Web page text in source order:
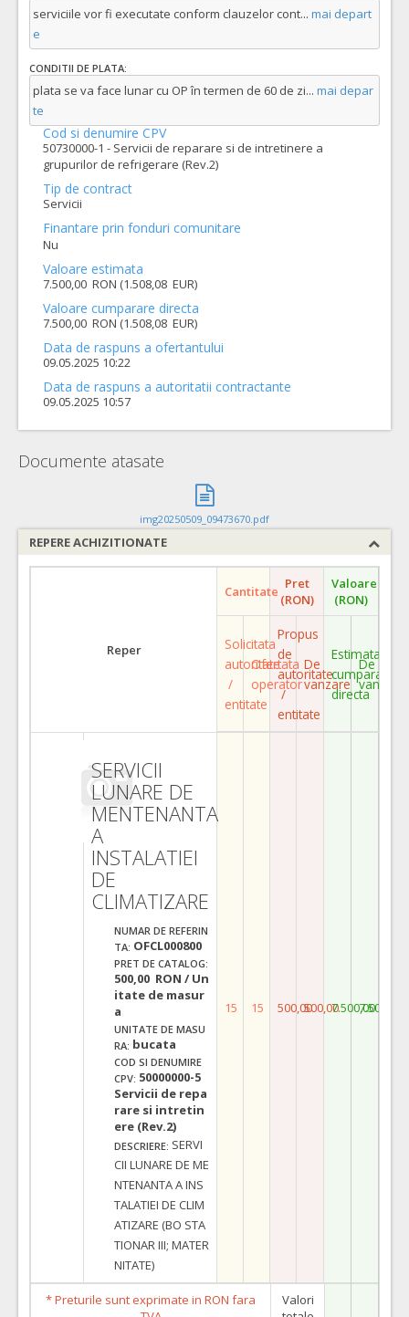
serviciile vor fi executate conform clauzelor cont... mai depart
e
CONDITII DE PLATA:
plata se va face lunar cu OP în termen de 60 de zi... mai depar
te
Cod si denumire CPV
50730000-1 - Servicii de reparare si de intretinere a
grupurilor de refrigerare (Rev.2)
Tip de contract
Servicii
Finantare prin fonduri comunitare
Nu
Valoare estimata
7.500,00 RON (1.508,08 EUR)
Valoare cumparare directa
7.500,00 RON (1.508,08 EUR)
Data de raspuns a ofertantului
09.05.2025 10:22
Data de raspuns a autoritatii contractante
09.05.2025 10:57
Documente atasate
img20250509_09473670.pdf
REPERE ACHIZITIONATE
Reper
Cantitate Pret
(RON)
Valoare
(RON)
Solicitata
autoritate
/
entitate
Ofertata
operator
Propus
de
autoritate
/
entitate
De
vanzare
Estimata
cumparare
directa
De
vanzare
SERVICII
LUNARE DE
MENTENANTA
A
INSTALATIEI
DE
CLIMATIZARE
NUMAR DE REFERIN
TA: OFCL000800
PRET DE CATALOG:
500,00 RON / Un
itate de masur
a
UNITATE DE MASU
RA: bucata
COD SI DENUMIRE
CPV: 50000000-5
Servicii de repa
rare si intretin
ere (Rev.2)
DESCRIERE: SERVI
CII LUNARE DE ME
NTENANTA A INS
TALATIEI DE CLIM
ATIZARE (BO STA
TIONAR III; MATER
NITATE)
15 15 500,00500,007.500,007.500,00
* Preturile sunt exprimate in RON fara
Valori